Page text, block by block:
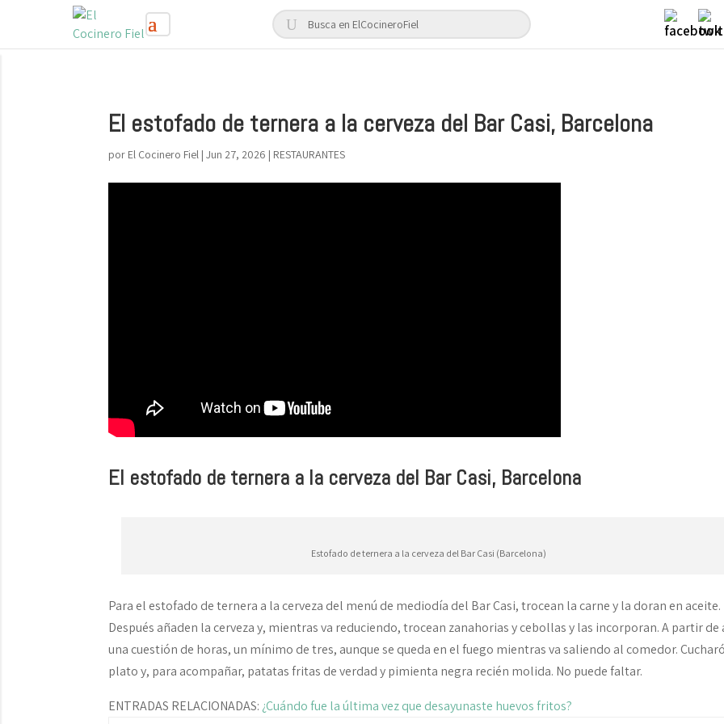
El estofado de ternera a la cerveza del Bar Casi, Barcelona
por El Cocinero Fiel |Jun 27, 2026 | RESTAURANTES
El estofado de ternera a la cerveza del Bar Casi, Barcelona
Estofado de ternera a la cerveza del Bar Casi (Barcelona)
Para el estofado de ternera a la cerveza del menú de mediodía del Bar Casi, trocean la carne y la doran en aceite.
Después añaden la cerveza y, mientras va reduciendo, trocean zanahorias y cebollas y las incorporan. A partir de
una cuestión de horas, un mínimo de tres, aunque se queda en el fuego mientras va saliendo al comedor.
plato y, para acompañar, patatas fritas de verdad y pimienta negra recién molida. No puede faltar.
ENTRADAS RELACIONADAS: ¿Cuándo fue la última vez que desayunaste huevos fritos?